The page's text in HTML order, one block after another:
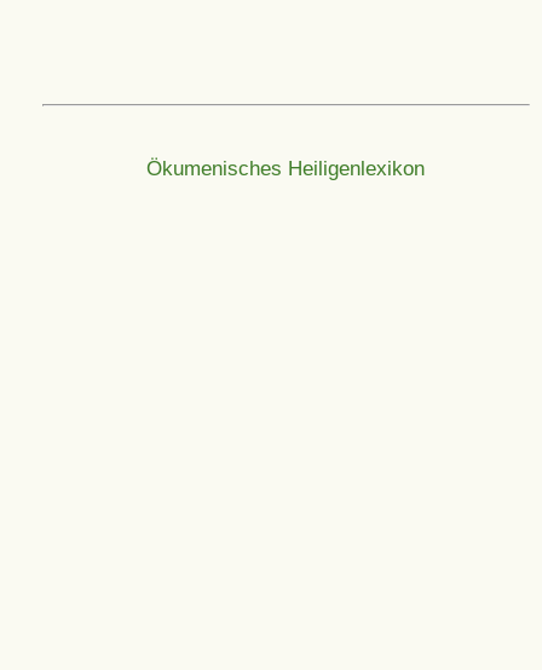
Ökumenisches Heiligenlexikon